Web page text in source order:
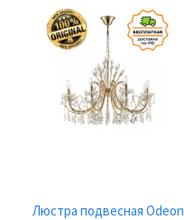
Люстра подвесная Odeon